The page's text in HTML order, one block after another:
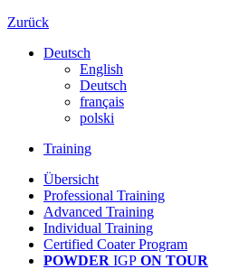
Zurück
Deutsch
English
Deutsch
français
polski
Training
Übersicht
Professional Training
Advanced Training
Individual Training
Certified Coater Program
POWDER IGP ON TOUR